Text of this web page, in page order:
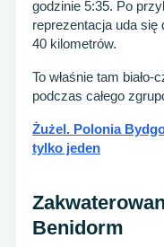
godzinie 5:35. Po
reprezentacja uda się
40 kilometrów.
To właśnie tam
podczas całego
Żużel. Polonia
tylko jeden
Benidorm